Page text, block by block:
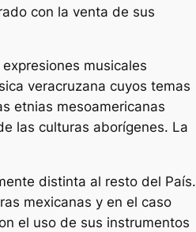
con la venta de sus
musicales
veracruzana cuyos temas
etnias mesoamericanas
las culturas aborígenes. La
distinta al resto del País.
mexicanas y en el caso
el uso de sus instrumentos